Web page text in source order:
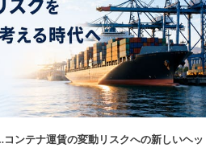
ンテナ運賃の変動リスクへの新しいヘッ